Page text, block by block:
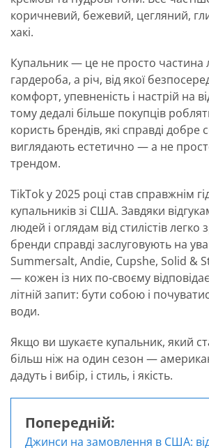
коричневий, бежевий, цегляний,
хакі.
Купальник — це не просто частина
гардероба, а річ, від якої
комфорт, упевненість і настрій на
тому дедалі більше покупців
користь брендів, які справді добре
виглядають естетично — а не
трендом.
TikTok у 2025 році став справжнім
купальників зі США. Завдяки
людей і оглядам від стилістів легко
бренди справді заслуговують на
Summersalt, Andie, Cupshe, Solid &
— кожен із них по-своєму
літній запит: бути собою і
води.
Якщо ви шукаєте купальник, який
більш ніж на один сезон —
дадуть і вибір, і стиль, і якість.
Навігація
Попередній:
Джинси на замовлення в США: